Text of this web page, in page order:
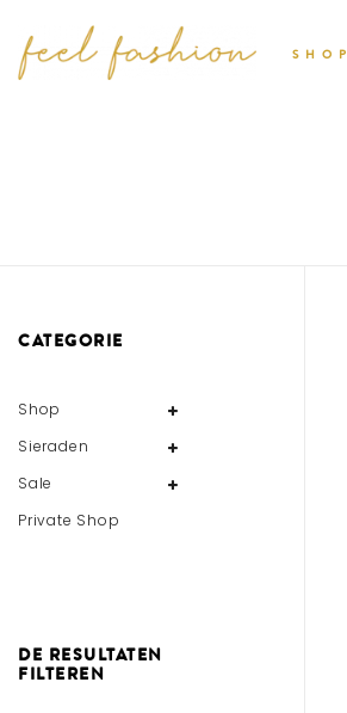
SHOP
CATEGORIE
Shop
Sieraden
Sale
Private Shop
DE RESULTATEN
FILTEREN